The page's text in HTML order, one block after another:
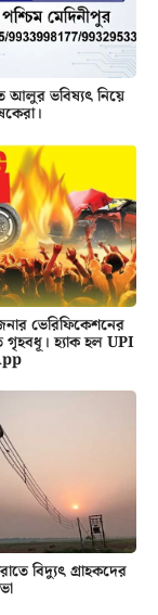
আলুর ভবিষ্যৎ নিয়ে
ভেরিফিকেশনের
গৃহবধূ। হ্যাক হল UPI
বিদ্যুৎ গ্রাহকদের